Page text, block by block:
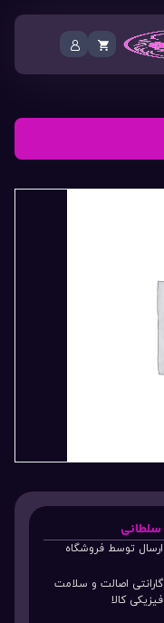
سلطانی
ارسال توسط فروشگاه
گارانتی اصالت و سلامت
فیزیکی کالا